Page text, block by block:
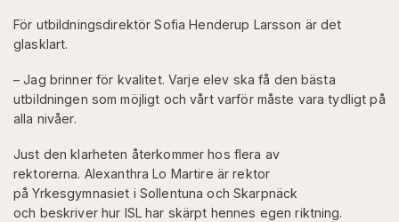
För utbildningsdirektör Sofia Henderup Larsson är det
glasklart.
– Jag brinner för kvalitet. Varje elev ska få den bästa
utbildningen som möjligt och vårt varför måste vara tydligt på
alla nivåer.
Just den klarheten återkommer hos flera av
rektorerna. Alexanthra Lo Martire är rektor
på Yrkesgymnasiet i Sollentuna och Skarpnäck
och beskriver hur ISL har skärpt hennes egen riktning.